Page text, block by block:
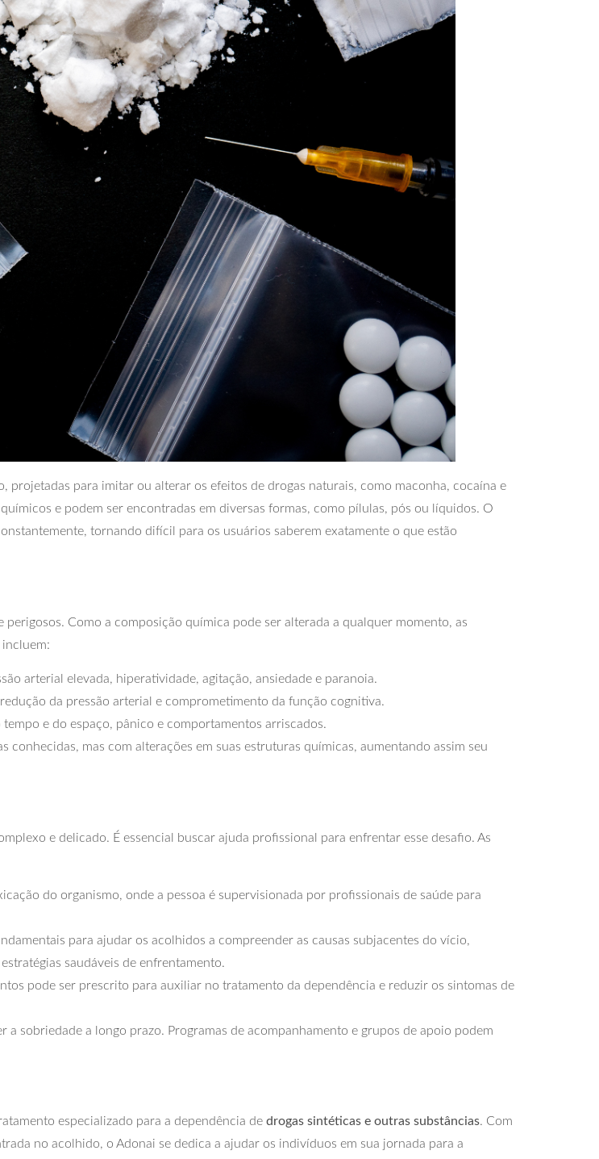
projetadas para imitar ou alterar os efeitos de drogas naturais, como maconha, cocaína e
e podem ser encontradas em diversas formas, como pílulas, pós ou líquidos. O
tornando difícil para os usuários saberem exatamente o que estão
perigosos. Como a composição química pode ser alterada a qualquer momento, as
incluem:
arterial elevada, hiperatividade, agitação, ansiedade e paranoia.
da pressão arterial e comprometimento da função cognitiva.
e do espaço, pânico e comportamentos arriscados.
conhecidas, mas com alterações em suas estruturas químicas, aumentando assim seu
e delicado. É essencial buscar ajuda profissional para enfrentar esse desafio. As
do organismo, onde a pessoa é supervisionada por profissionais de saúde para
para ajudar os acolhidos a compreender as causas subjacentes do vício,
saudáveis de enfrentamento.
pode ser prescrito para auxiliar no tratamento da dependência e reduzir os sintomas de
sobriedade a longo prazo. Programas de acompanhamento e grupos de apoio podem
especializado para a dependência de drogas sintéticas e outras substâncias. Com
no acolhido, o Adonai se dedica a ajudar os indivíduos em sua jornada para a